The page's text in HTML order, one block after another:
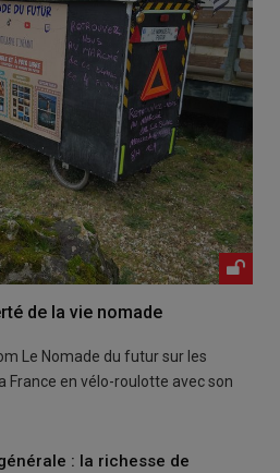
de la vie nomade
Le Nomade du futur sur les
France en vélo-roulotte avec son
: la richesse de